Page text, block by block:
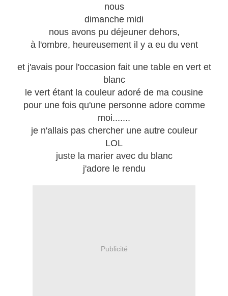
nous
dimanche midi
nous avons pu déjeuner dehors,
à l'ombre, heureusement il y a eu du vent
et j'avais pour l'occasion fait une table en vert et
blanc
le vert étant la couleur adoré de ma cousine
pour une fois qu'une personne adore comme
moi.......
je n'allais pas chercher une autre couleur
LOL
juste la marier avec du blanc
j'adore le rendu
Publicité